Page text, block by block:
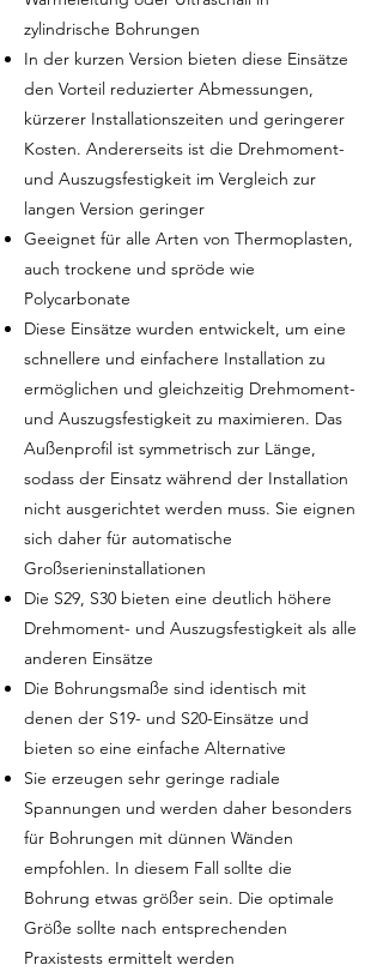
zylindrische Bohrungen
In der kurzen Version bieten diese Einsätze
den Vorteil reduzierter Abmessungen,
kürzerer Installationszeiten und geringerer
Kosten. Andererseits ist die Drehmoment-
und Auszugsfestigkeit im Vergleich zur
langen Version geringer
Geeignet für alle Arten von Thermoplasten,
auch trockene und spröde wie
Polycarbonate
Diese Einsätze wurden entwickelt, um eine
schnellere und einfachere Installation zu
ermöglichen und gleichzeitig Drehmoment-
und Auszugsfestigkeit zu maximieren. Das
Außenprofil ist symmetrisch zur Länge,
sodass der Einsatz während der Installation
nicht ausgerichtet werden muss. Sie eignen
sich daher für automatische
Großserieninstallationen
Die S29, S30 bieten eine deutlich höhere
Drehmoment- und Auszugsfestigkeit als alle
anderen Einsätze
Die Bohrungsmaße sind identisch mit
denen der S19- und S20-Einsätze und
bieten so eine einfache Alternative
Sie erzeugen sehr geringe radiale
Spannungen und werden daher besonders
für Bohrungen mit dünnen Wänden
empfohlen. In diesem Fall sollte die
Bohrung etwas größer sein. Die optimale
Größe sollte nach entsprechenden
Praxistests ermittelt werden